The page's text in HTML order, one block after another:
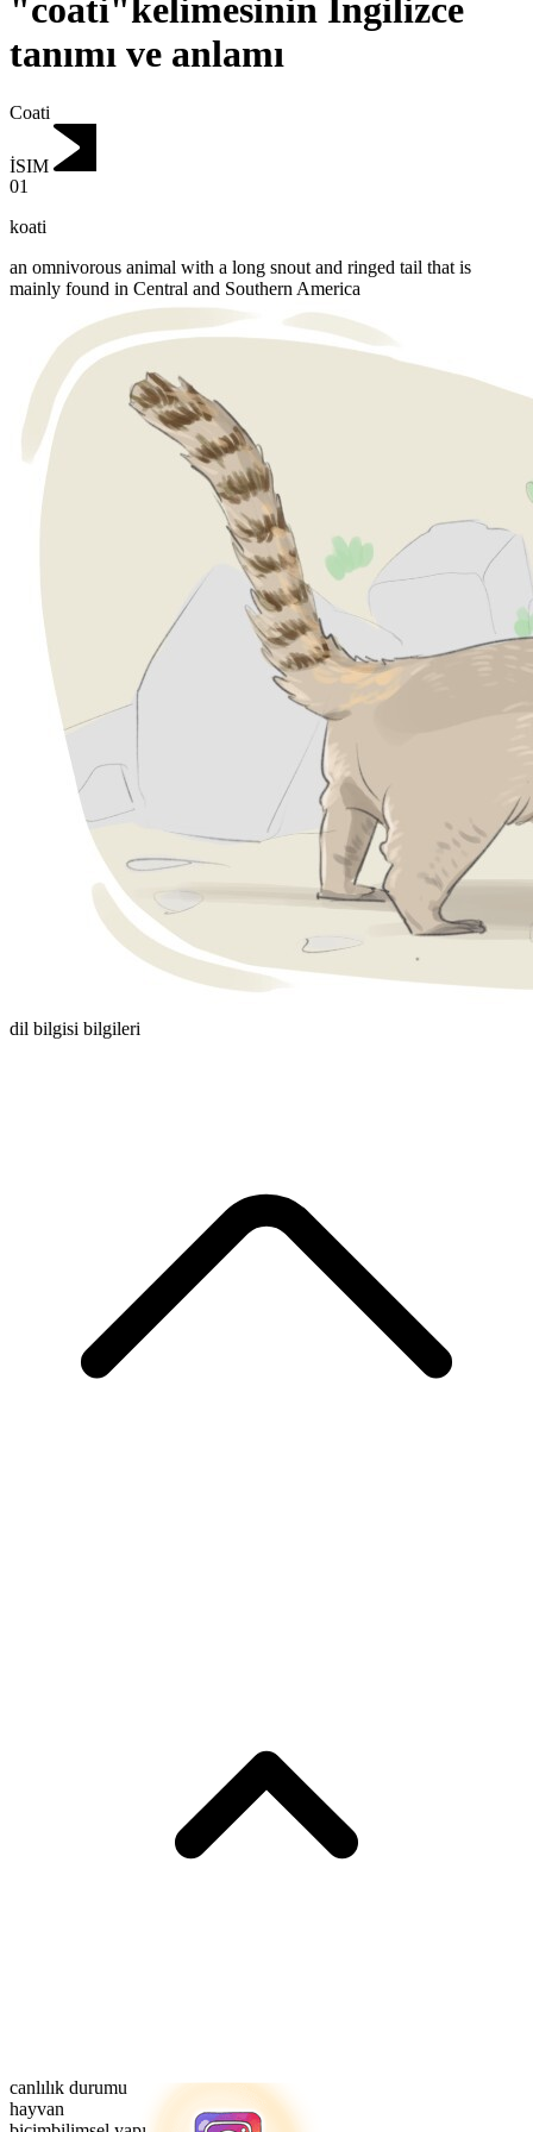
"coati"kelimesinin İngilizce
tanımı ve anlamı
Coati
İSIM
01
koati
an omnivorous animal with a long snout and ringed tail that is
mainly found in Central and Southern America
dil bilgisi bilgileri
canlılık durumu
hayvan